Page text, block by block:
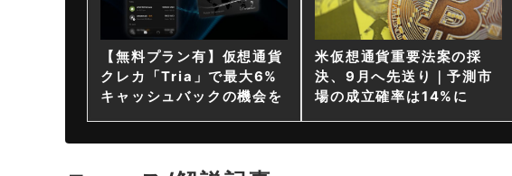
【無料プラン有】仮想通貨
クレカ「Tria」で最大6%
キャッシュバックの機会を
米仮想通貨重要法案の採
決、9月へ先送り｜予測市
場の成立確率は14%に